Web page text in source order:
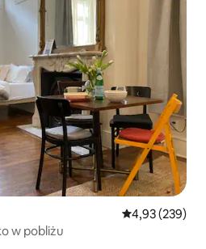
Średnia
4,93 (239)
w pobliżu